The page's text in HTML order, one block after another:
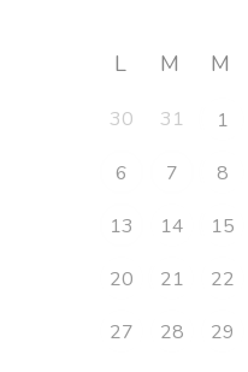
L M M
30 31 1
6
7 8
13
14 15
20
21 22
27
28 29